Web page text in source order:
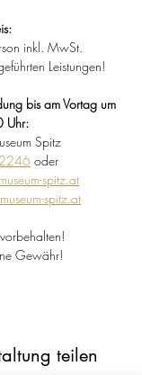
inkl. MwSt.
Leistungen!
bis am Vortag um
Uhr:
Spitz
oder
spitz.at
spitz.at
Gewähr!
teilen